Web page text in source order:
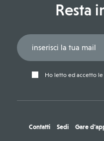
Resta
Ho letto ed accetto
Contatti Sedi Gare